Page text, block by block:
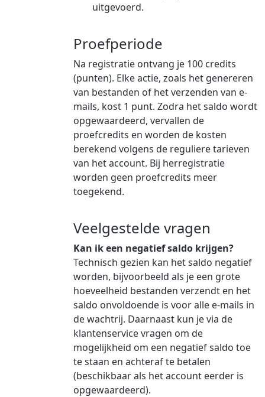
uitgevoerd.
Proefperiode
Na registratie ontvang je 100 credits
(punten). Elke actie, zoals het genereren
van bestanden of het verzenden van e-
mails, kost 1 punt. Zodra het saldo wordt
opgewaardeerd, vervallen de
proefcredits en worden de kosten
berekend volgens de reguliere tarieven
van het account. Bij herregistratie
worden geen proefcredits meer
toegekend.
Veelgestelde vragen
Kan ik een negatief saldo krijgen?
Technisch gezien kan het saldo negatief
worden, bijvoorbeeld als je een grote
hoeveelheid bestanden verzendt en het
saldo onvoldoende is voor alle e-mails in
de wachtrij. Daarnaast kun je via de
klantenservice vragen om de
mogelijkheid om een negatief saldo toe
te staan en achteraf te betalen
(beschikbaar als het account eerder is
opgewaardeerd).